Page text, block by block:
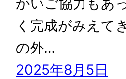
かいご協力もあ
く完成がみえて
の外…
2025年8月5日